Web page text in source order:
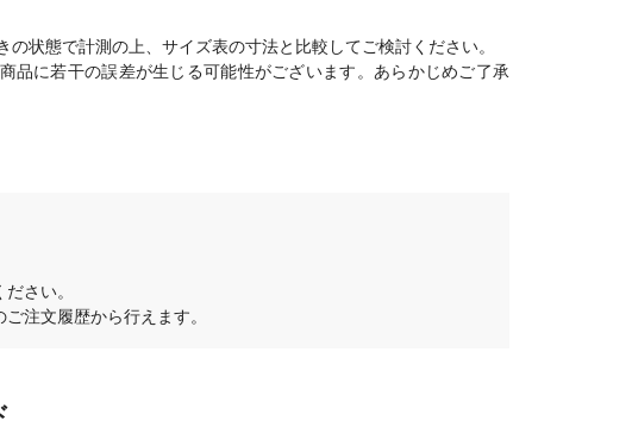
状態で計測の上、サイズ表の寸法と比較してご検討ください。
品に若干の誤差が生じる可能性がございます。あらかじめご了承
さい。
注文履歴から行えます。